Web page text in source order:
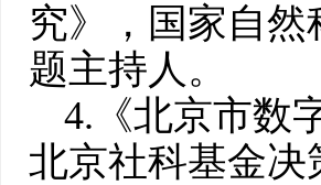
究》，国家自然
题主持人。
4.《北京市数
北京社科基金决